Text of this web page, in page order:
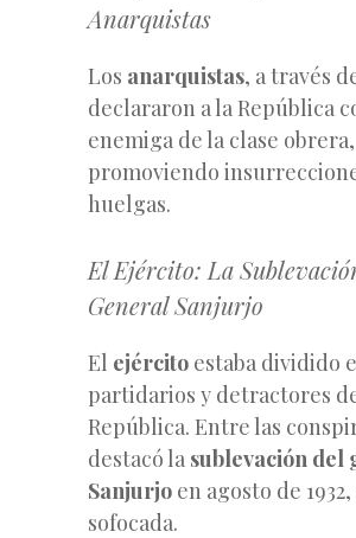
Anarquistas
Los anarquistas, a través
declararon a la República
enemiga de la clase obrera,
promoviendo
huelgas.
El Ejército: La
General Sanjurjo
El ejército estaba dividido
partidarios y detractores
República. Entre las
destacó la sublevación del
Sanjurjo en agosto de
sofocada.